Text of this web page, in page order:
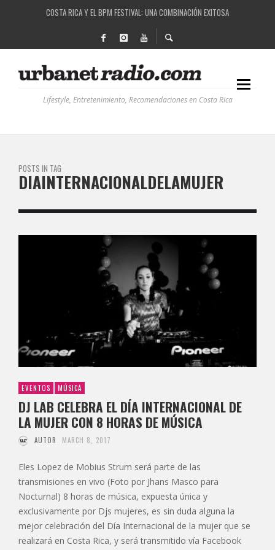
COSTA RICA Y EL BPM FESTIVAL: UNA COMBINACIÓN EXITOSA
RUTAS NATURBANAS: EL PROYECTO QUE ESTÁ TRANSFORMANDO LA CALIDAD DE
LA HISTORIA DETRÁS DE LA MÚSICA ELECTRÓNICA: BBC RADIOPHONIC WORKSHOP
Lifestyle, Entretenimiento, Recomendaciones en Costa Rica
POSTS IN TAG
DIAINTERNACIONALDELAMUJER
EVENTOS MÚSICA
DJ LAB CELEBRA EL DÍA INTERNACIONAL DE
LA MUJER CON 8 HORAS DE MÚSICA
AUTOR MARCH 8, 2017
Eles Lopez de Mobius Strum será parte de las
transmisiones en vivo (Foto por Jhans Masco para
Nocturnal) 8 horas de música, expuesta única y
exclusivamente por Djs mujeres, es sin duda alguna la
mejor celebración del Día Internacional de la mujer que se
realizará en Costa Rica, y será transmitido vía Facebook